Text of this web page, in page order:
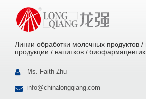
Линии обработки молочных продуктов
продукции / напитков /
Ms. Faith Zhu
info@chinalongqiang.com